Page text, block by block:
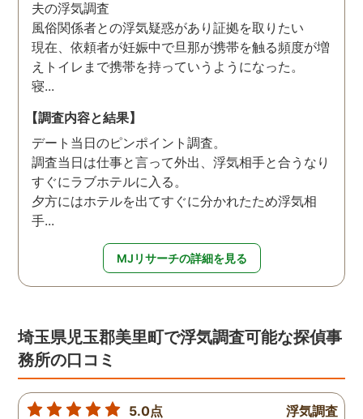
夫の浮気調査
風俗関係者との浮気疑惑があり証拠を取りたい
現在、依頼者が妊娠中で旦那が携帯を触る頻度が増
えトイレまで携帯を持っていうようになった。
寝...
【調査内容と結果】
デート当日のピンポイント調査。
調査当日は仕事と言って外出、浮気相手と合うなり
すぐにラブホテルに入る。
夕方にはホテルを出てすぐに分かれたため浮気相
手...
MJリサーチの詳細を見る
埼玉県児玉郡美里町で浮気調査可能な探偵事
務所の口コミ
5.0点 浮気調査